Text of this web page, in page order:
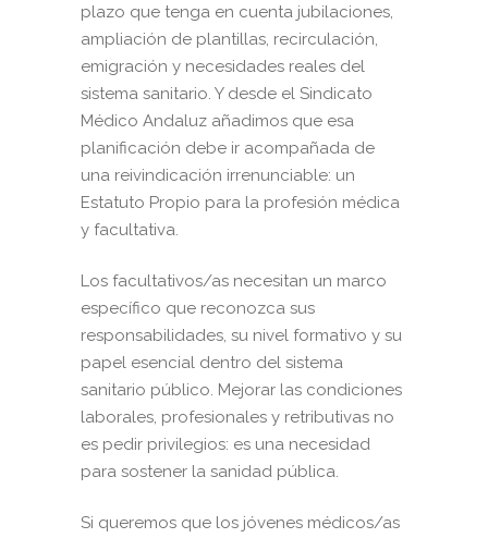
plazo que tenga en cuenta jubilaciones,
ampliación de plantillas, recirculación,
emigración y necesidades reales del
sistema sanitario. Y desde el Sindicato
Médico Andaluz añadimos que esa
planificación debe ir acompañada de
una reivindicación irrenunciable: un
Estatuto Propio para la profesión médica
y facultativa.
Los facultativos/as necesitan un marco
específico que reconozca sus
responsabilidades, su nivel formativo y su
papel esencial dentro del sistema
sanitario público. Mejorar las condiciones
laborales, profesionales y retributivas no
es pedir privilegios: es una necesidad
para sostener la sanidad pública.
Si queremos que los jóvenes médicos/as